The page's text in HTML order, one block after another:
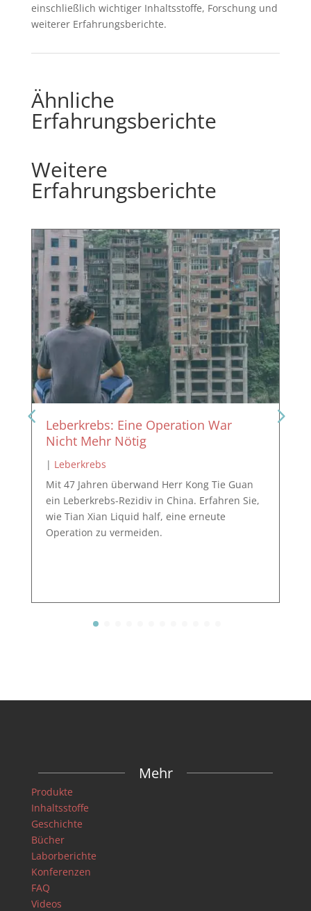
einschließlich wichtiger Inhaltsstoffe, Forschung und
weiterer Erfahrungsberichte.
Ähnliche
Erfahrungsberichte
Weitere
Erfahrungsberichte
Leberkrebs: Eine Operation War
Nicht Mehr Nötig
| Leberkrebs
Mit 47 Jahren überwand Herr Kong Tie Guan
ein Leberkrebs-Rezidiv in China. Erfahren Sie,
wie Tian Xian Liquid half, eine erneute
Operation zu vermeiden.
Mehr
Produkte
Inhaltsstoffe
Geschichte
Bücher
Laborberichte
Konferenzen
FAQ
Videos